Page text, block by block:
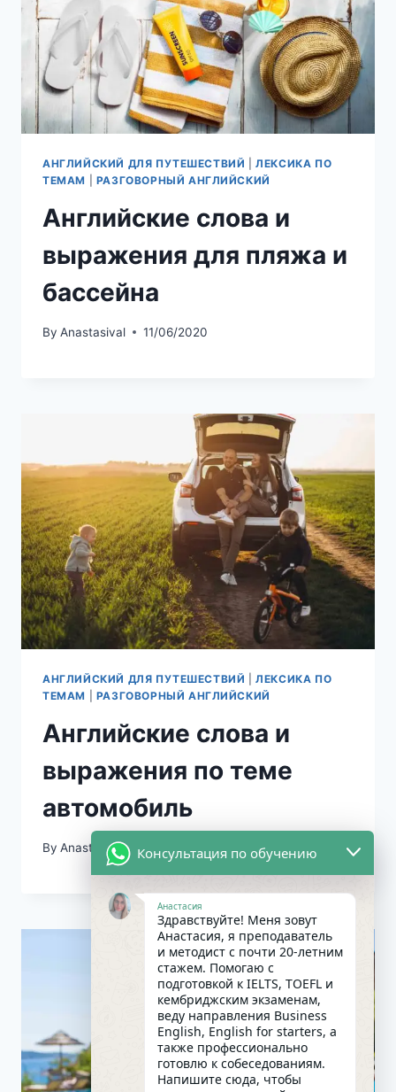
АНГЛИЙСКИЙ ДЛЯ ПУТЕШЕСТВИЙ |ЛЕКСИКА ПО
ТЕМАМ
РАЗГОВОРНЫЙ АНГЛИЙСКИЙ
Английские слова и
выражения для пляжа и
бассейна
By Anastasival 11/06/2020
АНГЛИЙСКИЙ ДЛЯ ПУТЕШЕСТВИЙ |ЛЕКСИКА ПО
ТЕМАМ
РАЗГОВОРНЫЙ АНГЛИЙСКИЙ
Английские слова и
выражения по теме
автомобиль
By Anastasival 11/06/2020
Консультация по обучению
Анастасия
Здравствуйте! Меня зовут
Анастасия, я преподаватель
и методист с почти 20-летним
стажем. Помогаю с
подготовкой к IELTS, TOEFL и
кембриджским экзаменам,
веду направления Business
English, English for starters, а
также профессионально
готовлю к собеседованиям.
Напишите сюда, чтобы